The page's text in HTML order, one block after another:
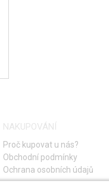
NAKUPOVÁNÍ
Proč kupovat u nás?
Obchodní podmínky
Ochrana osobních údajů